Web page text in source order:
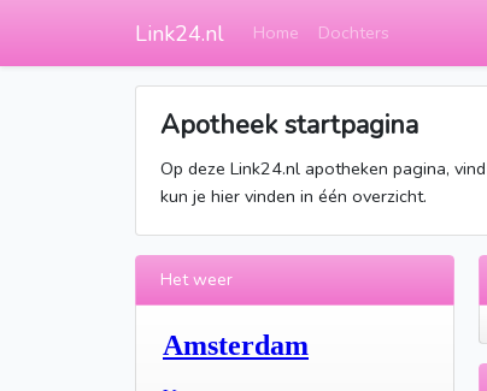
Link24.nl Home Dochters
Apotheek startpagina
Op deze Link24.nl apotheken pagina,
kun je hier vinden in één overzicht.
Het weer